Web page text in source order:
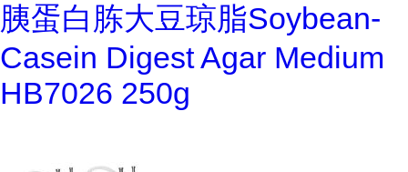
胰蛋白胨大豆琼脂Soybean-
Casein Digest Agar Medium
HB7026 250g